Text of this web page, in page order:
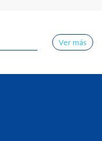
Ver más